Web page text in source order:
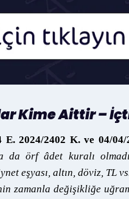
Kime Aittir –
E. 2024/2402 K. ve 04/
örf âdet kuralı
eşyası, altın, döviz, TL
zamanla değişikliğe